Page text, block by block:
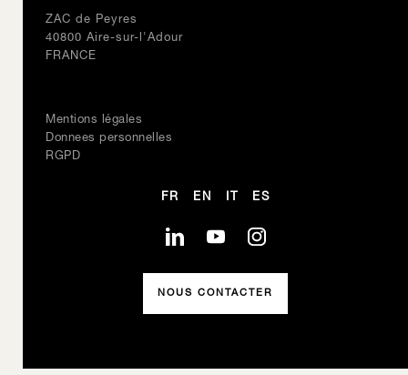
ZAC de Peyres
40800 Aire-sur-l'Adour
FRANCE
Mentions légales
Donnees personnelles
RGPD
NOUS CONTACTER
FR EN ES